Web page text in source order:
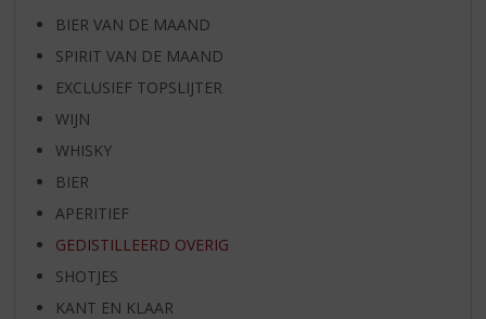
BIER VAN DE MAAND
SPIRIT VAN DE MAAND
EXCLUSIEF TOPSLIJTER
WIJN
WHISKY
BIER
APERITIEF
GEDISTILLEERD OVERIG
SHOTJES
KANT EN KLAAR